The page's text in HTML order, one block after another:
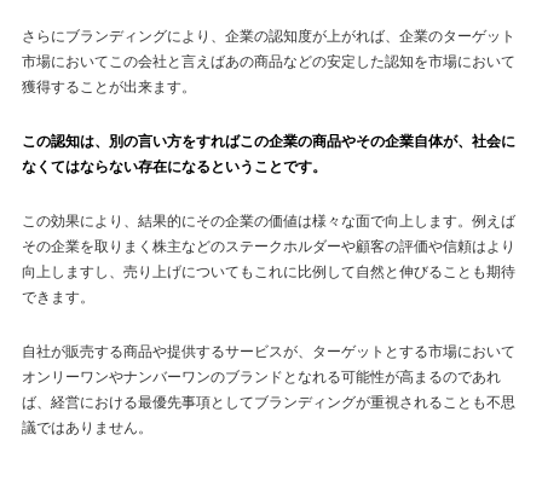
さらにブランディングにより、企業の認知度が上がれば、企業のターゲット
市場においてこの会社と言えばあの商品などの安定した認知を市場において
獲得することが出来ます。
この認知は、別の言い方をすればこの企業の商品やその企業自体が、社会に
なくてはならない存在になるということです。
この効果により、結果的にその企業の価値は様々な面で向上します。例えば
その企業を取りまく株主などのステークホルダーや顧客の評価や信頼はより
向上しますし、売り上げについてもこれに比例して自然と伸びることも期待
できます。
自社が販売する商品や提供するサービスが、ターゲットとする市場において
オンリーワンやナンバーワンのブランドとなれる可能性が高まるのであれ
ば、経営における最優先事項としてブランディングが重視されることも不思
議ではありません。